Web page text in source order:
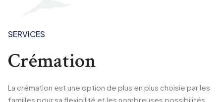
SERVICES
Crémation
La crémation est une option de plus en plus choisie par les
familles pour sa flexibilité et les nombreuses possibilités